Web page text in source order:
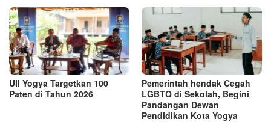
UII Yogya Targetkan 100
Paten di Tahun 2026
Pemerintah hendak Cegah
LGBTQ di Sekolah, Begini
Pandangan Dewan
Pendidikan Kota Yogya